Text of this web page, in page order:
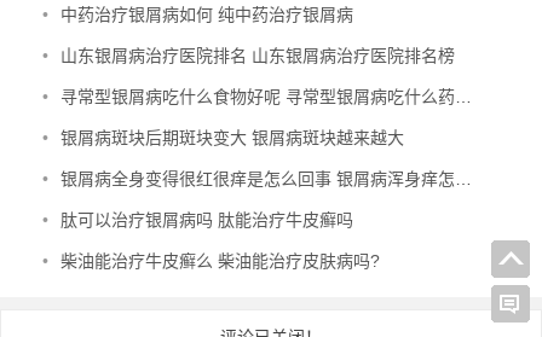
• 中药治疗银屑病如何 纯中药治疗银屑病
• 山东银屑病治疗医院排名 山东银屑病治疗医院排名榜
• 寻常型银屑病吃什么食物好呢 寻常型银屑病吃什么药效果好
• 银屑病斑块后期斑块变大 银屑病斑块越来越大
• 银屑病全身变得很红很痒是怎么回事 银屑病浑身痒怎么办
• 肽可以治疗银屑病吗 肽能治疗牛皮癣吗
• 柴油能治疗牛皮癣么 柴油能治疗皮肤病吗?